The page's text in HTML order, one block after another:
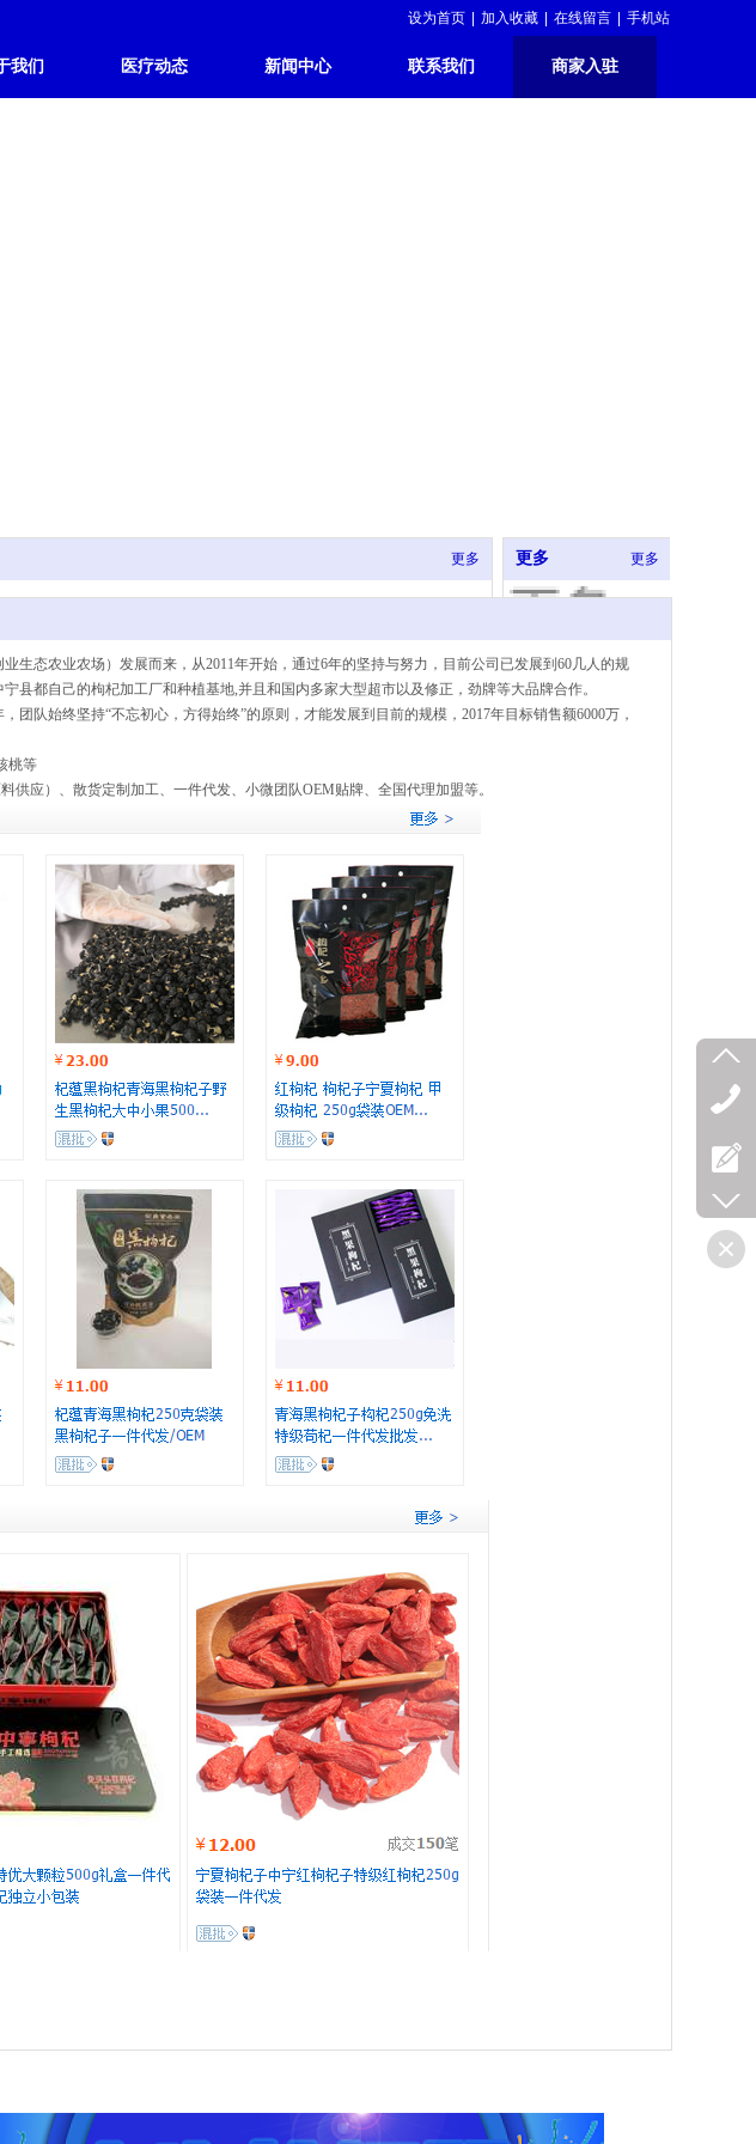
我们 医疗动态 新闻中心 联系我们 商家入驻
设为首页 加入收藏 在线留言 手机站
更多 更多 更多
生态农业农场）发展而来，从2011年开始，通过6年的坚持与努力，目前公司已发展到60几人的规
县都自己的枸杞加工厂和种植基地,并且和国内多家大型超市以及修正，劲牌等大品牌合作。
队始终坚持“不忘初心，方得始终”的原则，才能发展到目前的规模，2017年目标销售额6000万，
桃等
应）、散货定制加工、一件代发、小微团队OEM贴牌、全国代理加盟等。